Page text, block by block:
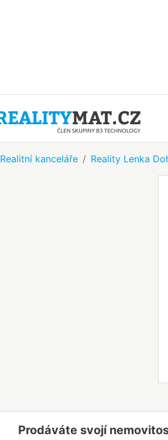
Realitní kanceláře Reality Lenka
Prodáváte svojí